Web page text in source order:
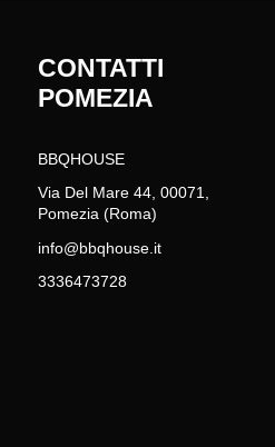
CONTATTI
POMEZIA
BBQHOUSE
Via Del Mare 44, 00071,
Pomezia (Roma)
info@bbqhouse.it
3336473728